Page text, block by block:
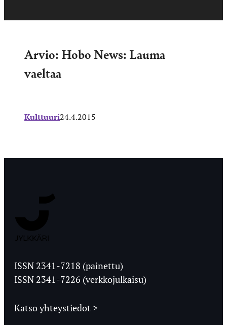
Arvio: Hobo News: Lauma
vaeltaa
Kulttuuri24.4.2015
Ylioppilaslehti
ISSN 2341-7218 (painettu)
ISSN 2341-7226 (verkkojulkaisu)
Katso yhteystiedot >